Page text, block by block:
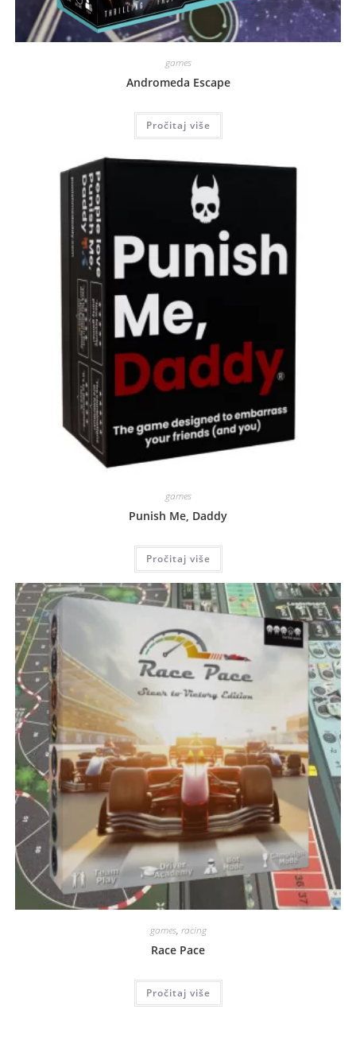
games
Andromeda Escape
Pročitaj više
games
Punish Me, Daddy
Pročitaj više
games, racing
Race Pace
Pročitaj više